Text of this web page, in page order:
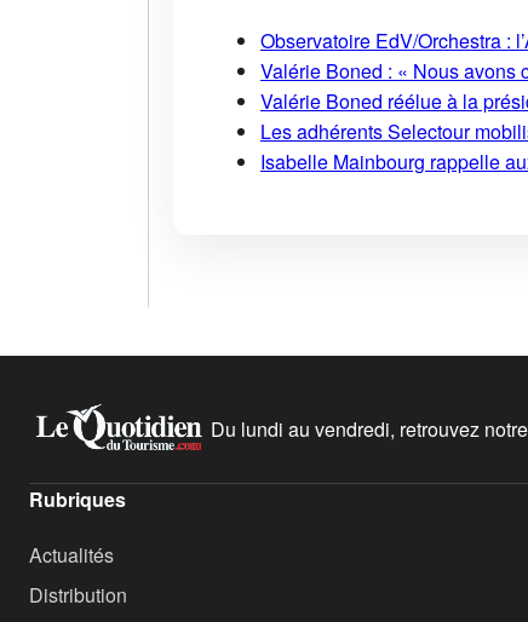
Observatoire EdV/Orchestra :
Valérie Boned : « Nous avons
Valérie Boned réélue à la
Les adhérents Selectour
Isabelle Mainbourg rappelle
Du lundi au vendredi, retrouvez
Rubriques
Actualités
Distribution